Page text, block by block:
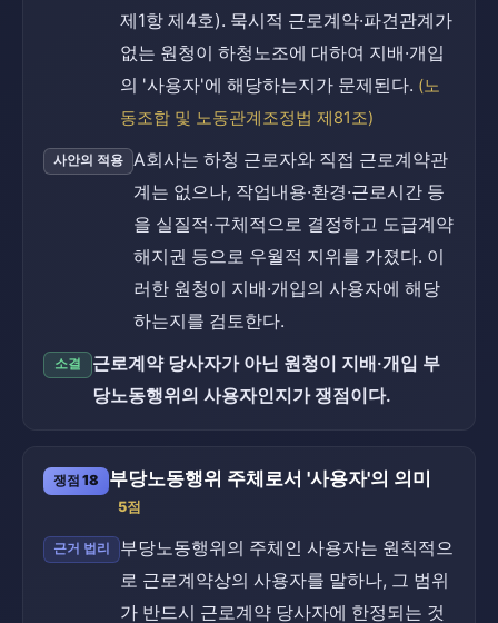
제1항 제4호). 묵시적 근로계약·파견관계가
없는 원청이 하청노조에 대하여 지배·개입
의 '사용자'에 해당하는지가 문제된다. (노
동조합 및 노동관계조정법 제81조)
사안의 적용
A회사는 하청 근로자와 직접 근로계약관
계는 없으나, 작업내용·환경·근로시간 등
을 실질적·구체적으로 결정하고 도급계약
해지권 등으로 우월적 지위를 가졌다. 이
러한 원청이 지배·개입의 사용자에 해당
하는지를 검토한다.
소결
근로계약 당사자가 아닌 원청이 지배·개입 부
당노동행위의 사용자인지가 쟁점이다.
쟁점 18 부당노동행위 주체로서 '사용자'의 의미
5점
근거 법리
부당노동행위의 주체인 사용자는 원칙적으
로 근로계약상의 사용자를 말하나, 그 범위
가 반드시 근로계약 당사자에 한정되는 것